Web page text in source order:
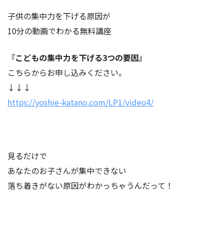
子供の集中力を下げる原因が
10分の動画でわかる無料講座
『こどもの集中力を下げる3つの要因』
こちらからお申し込みください。
↓↓↓
https://yoshie-katano.com/LP1/video4/
見るだけで
あなたのお子さんが集中できない
落ち着きがない原因がわかっちゃうんだって！